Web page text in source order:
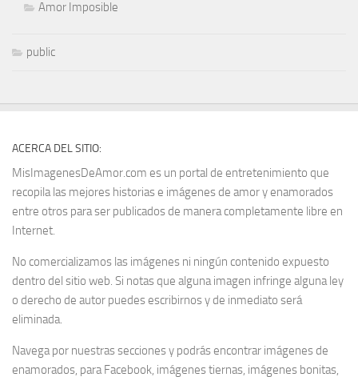
Amor Imposible
public
ACERCA DEL SITIO:
MisImagenesDeAmor.com es un portal de entretenimiento que
recopila las mejores historias e imágenes de amor y enamorados
entre otros para ser publicados de manera completamente libre en
Internet.
No comercializamos las imágenes ni ningún contenido expuesto
dentro del sitio web. Si notas que alguna imagen infringe alguna ley
o derecho de autor puedes escribirnos y de inmediato será
eliminada.
Navega por nuestras secciones y podrás encontrar imágenes de
enamorados, para Facebook, imágenes tiernas, imágenes bonitas,